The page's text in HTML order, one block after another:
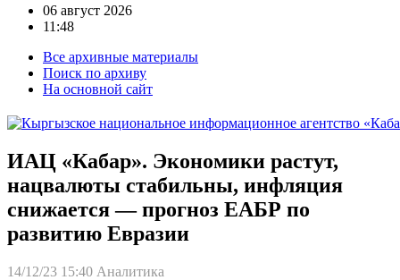
06 август 2026
11:48
Все архивные материалы
Поиск по архиву
На основной сайт
ИАЦ «Кабар». Экономики растут,
нацвалюты стабильны, инфляция
снижается — прогноз ЕАБР по
развитию Евразии
14/12/23 15:40 Аналитика